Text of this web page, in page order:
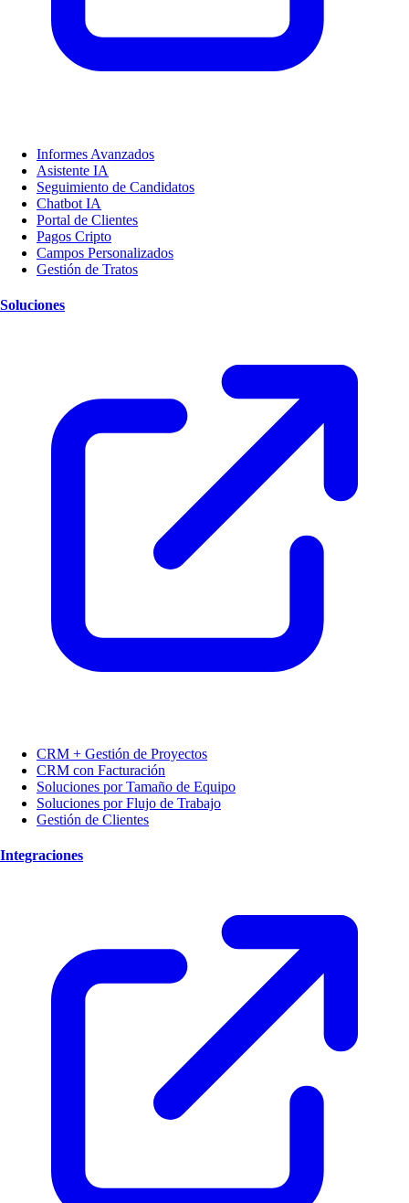
Informes Avanzados
Asistente IA
Seguimiento de Candidatos
Chatbot IA
Portal de Clientes
Pagos Cripto
Campos Personalizados
Gestión de Tratos
Soluciones
CRM + Gestión de Proyectos
CRM con Facturación
Soluciones por Tamaño de Equipo
Soluciones por Flujo de Trabajo
Gestión de Clientes
Integraciones